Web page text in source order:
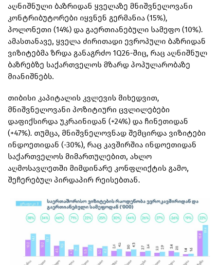
აღნიშნული ბაზრიდან ყველაზე მნიშვნელოვანი
კონტრიბუტორები იყვნენ გერმანია (15%),
პოლონეთი (14%) და გაერთიანებული სამეფო (10%).
ამასთანავე, ყველა ძირითადი ევროპული ბაზრიდან
ვიზიტებმა ზრდა განაგრძო 1Q26-შიც, რაც აღნიშნულ
ბაზრებზე საქართველოს მზარდ პოპულარობაზე
მიანიშნებს.
თიბისი კაპიტალის კვლევის მიხედვით,
მნიშვნელოვანი პოზიტიური ცვლილებები
დაფიქსირდა უკრაინიდან (+24%) და ჩინეთიდან
(+47%). თუმცა, მნიშვნელოვნად შემცირდა ვიზიტები
ინდოეთიდან (-30%), რაც კავშირშია ინდოეთიდან
საქართველოს მიმართულებით, ახლო
აღმოსავლეთში მიმდინარე კონფლიქტის გამო,
შეჩერებულ პირდაპირ რეისებთან.